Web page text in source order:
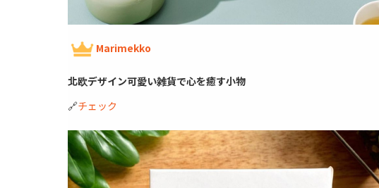
Marimekko
北欧デザイン可愛い雑貨で心を癒す小物
🔗チェック